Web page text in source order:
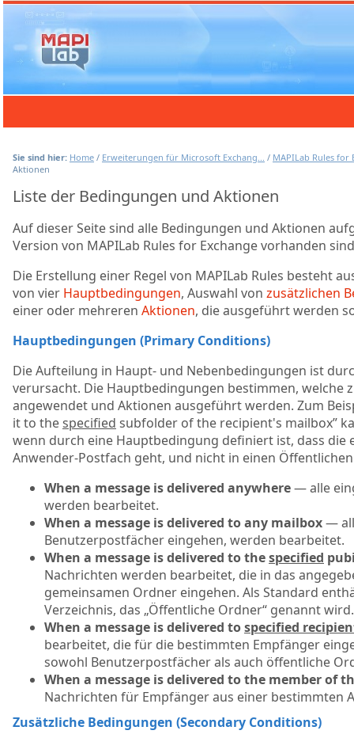
Sie sind hier: Home / Erweiterungen für Microsoft Exchang... / MAPILab Rules for
Aktionen
Liste der Bedingungen und Aktionen
Auf dieser Seite sind alle Bedingungen und Aktionen
Version von MAPILab Rules for Exchange vorhanden
Die Erstellung einer Regel von MAPILab Rules besteht
von vier Hauptbedingungen, Auswahl von zusätzlichen
einer oder mehreren Aktionen, die ausgeführt werden
Hauptbedingungen (Primary Conditions)
Die Aufteilung in Haupt- und Nebenbedingungen ist
verursacht. Die Hauptbedingungen bestimmen, welche
angewendet und Aktionen ausgeführt werden. Zum
it to thespecified subfolder of the recipient's mailbox”
wenn durch eine Hauptbedingung definiert ist, dass die
Anwender-Postfach geht, und nicht in einen
When a message is delivered anywhere— alle
werden bearbeitet.
When a message is delivered to any mailbox—
Benutzerpostfächer eingehen, werden bearbeitet.
When a message is delivered to thespecified
Nachrichten werden bearbeitet, die in das
gemeinsamen Ordner eingehen. Als Standard
Verzeichnis, das „Öffentliche Ordner“ genannt wird.
When a message is delivered tospecified
bearbeitet, die für die bestimmten Empfänger
sowohl Benutzerpostfächer als auch öffentliche
When a message is delivered to the member of
Nachrichten für Empfänger aus einer bestimmten
Zusätzliche Bedingungen (Secondary Conditions)